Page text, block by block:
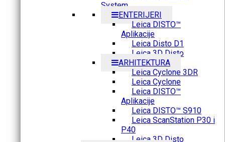
System
ENTERIJERI
Leica DISTO™
Aplikacije
Leica Disto D1
Leica 3D Disto
ARHITEKTURA
Leica Cyclone 3DR
Leica Cyclone
Leica DISTO™
Aplikacije
Leica DISTO™ S910
Leica ScanStation P30 i
P40
Leica 3D Disto